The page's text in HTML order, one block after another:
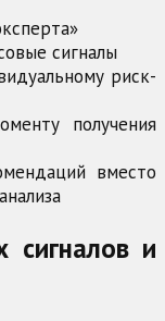
сигналы
риск-
получения
вместо
сигналов и